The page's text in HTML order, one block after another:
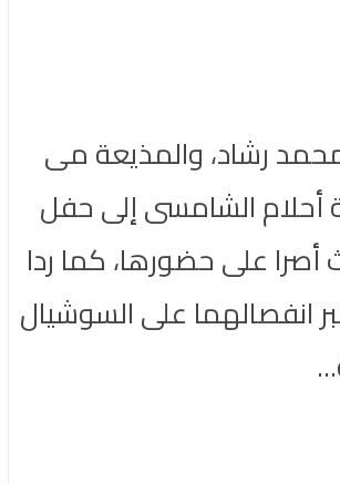
رشاد، والمذيعة مى
أحلام الشامسى إلى حفل
أصرا على حضورها، كما ردا
انفصالهما على السوشيال